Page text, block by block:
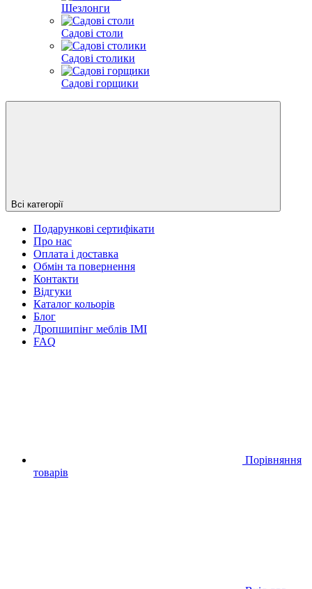
Шезлонги
Садові столи
Садові столики
Садові горщики
Всі категорії
Подарункові сертифікати
Про нас
Оплата і доставка
Обмін та повернення
Контакти
Відгуки
Каталог кольорів
Блог
Дропшипінг меблів IMI
FAQ
Порівняння
товарів